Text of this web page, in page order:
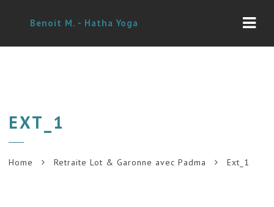
Benoit M. - Hatha Yoga
EXT_1
Home Retraite Lot & Garonne avec Padma Ext_1